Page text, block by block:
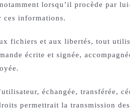
lorsqu’il procède par
ces informations.
fichiers et aux libertés, tout
écrite et signée,
échangée, transférée,
permettrait la transmission